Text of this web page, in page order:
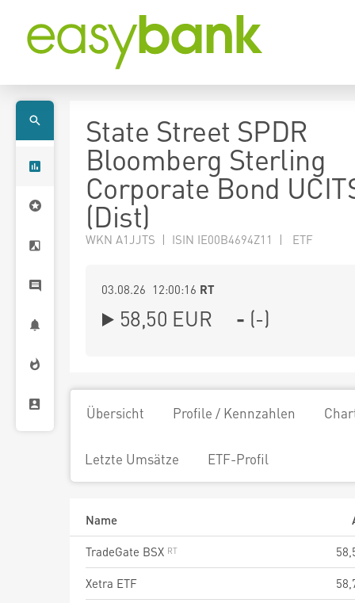
State Street SPDR
Bloomberg Sterling
Corporate Bond
(Dist)
WKN A1JJTS | ISIN IE00B4694Z11 | ETF
03.08.26 12:00:16 RT
58,50 EUR - (-)
Übersicht Profile / Kennzahlen
Letzte Umsätze ETF-Profil
Name
TradeGate BSX
Xetra ETF